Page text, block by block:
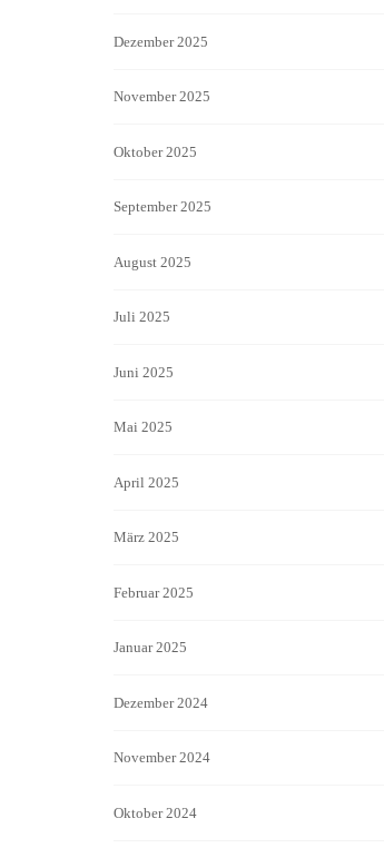
Dezember 2025
November 2025
Oktober 2025
September 2025
August 2025
Juli 2025
Juni 2025
Mai 2025
April 2025
März 2025
Februar 2025
Januar 2025
Dezember 2024
November 2024
Oktober 2024